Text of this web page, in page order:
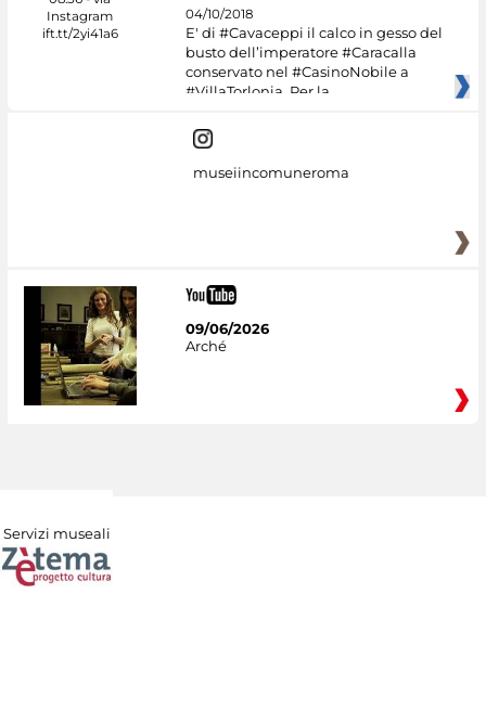
04/10/2018
E' di #Cavaceppi il calco in gesso del
busto dell’imperatore #Caracalla
conservato nel #CasinoNobile a
#VillaTorlonia. Per la
museiincomuneroma
09/06/2026
Arché
Servizi museali